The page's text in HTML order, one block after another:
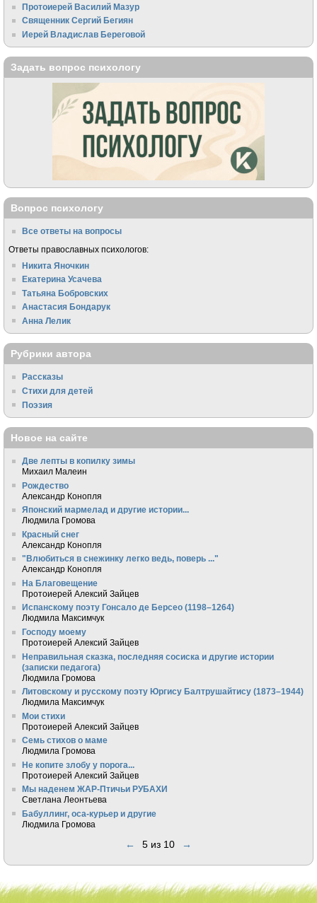
Протоиерей Василий Мазур
Священник Сергий Бегиян
Иерей Владислав Береговой
Задать вопрос психологу
Вопрос психологу
Все ответы на вопросы
Ответы православных психологов:
Никита Яночкин
Екатерина Усачева
Татьяна Бобровских
Анастасия Бондарук
Анна Лелик
Рубрики автора
Рассказы
Стихи для детей
Поэзия
Новое на сайте
Две лепты в копилку зимы
Михаил Малеин
Рождество
Александр Конопля
Японский мармелад и другие истории...
Людмила Громова
Красный снег
Александр Конопля
"Влюбиться в снежинку легко ведь, поверь ..."
Александр Конопля
На Благовещение
Протоиерей Алексий Зайцев
Испанскому поэту Гонсало де Берсео (1198–1264)
Людмила Максимчук
Господу моему
Протоиерей Алексий Зайцев
Неправильная сказка, последняя сосиска и другие истории
(записки педагога)
Людмила Громова
Литовскому и русскому поэту Юргису Балтрушайтису (1873–1944)
Людмила Максимчук
Мои стихи
Протоиерей Алексий Зайцев
Семь стихов о маме
Людмила Громова
Не копите злобу у порога...
Протоиерей Алексий Зайцев
Мы наденем ЖАР-Птичьи РУБАХИ
Светлана Леонтьева
Бабуллинг, оса-курьер и другие
Людмила Громова
← 5 из 10 →